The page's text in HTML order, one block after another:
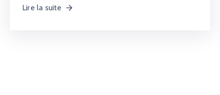
Lire la suite